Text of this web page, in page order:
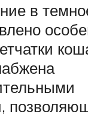
в